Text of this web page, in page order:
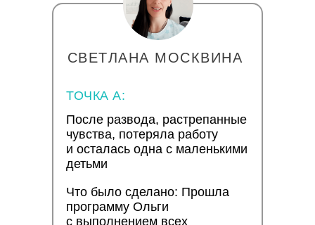
СВЕТЛАНА МОСКВИНА
ТОЧКА А:
После развода, растрепанные
чувства, потеряла работу
и осталась одна с маленькими
детьми
Что было сделано: Прошла
программу Ольги
с выполнением всех